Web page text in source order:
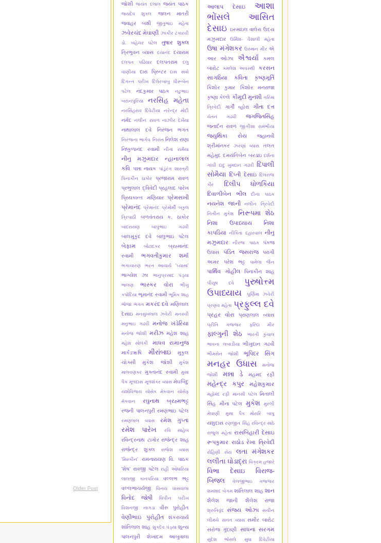
Older Post
જોશી
જયંત દલાલ જયંત પાઠક
જયદેવ શુક્લ
જલન માતરી
જવાહર બક્ષી
જીતુભાઇ મહેતા
ઝવેરચંદ મેઘાણી ઝાકીર ટંકારવી
ડો. બહેચર પટેલ
તુષાર શુક્લ
ત્રિભુવન વ્યાસ દયાનંદ દયારામ
દલપત પઢિયાર દલપતરામ
દલુ
વાણીયા
દારા પ્રિન્ટર
દાસ સવો
દિગન્ત પરીખ
દિલેરબાબુ
ધીરૂબેન
પટેલ
નંદકુમાર પાઠક
નટુભાઇ
બરાનપુરિયા
નરસિંહ મહેતા
નરસિંહરાવ દિવેટીયા નરેન્દ્ર મોદી
નર્મદ નલીન રાવળ નાઝીર દેખૈયા
નાથાલાલ દવે નિરંજન ભગત
નિરંજના ભાર્ગવ નિરાંત નિલેશ રાણા
નિષ્કુળાનંદ સ્વામી
નીતા રામૈયા
નીનુ મઝુમદાર
ન્હાનાલાલ
કવિ
પન્ના નાયક પાંડુંરંગ શાસ્ત્રી
પિનાકીન ઠાકોર
પ્રજારામ રાવળ
પ્રભુલાલ દ્વિવેદી પ્રહલાદ પારેખ
પ્રિયકાન્ત મણિયાર
પ્રેમસખી
પ્રેમાનંદ પ્રેમાનંદ પ્રેમોર્મી બકુલ
ત્રિપાઠી
બળવંતરાય ક. ઠાકોર
બાદરાયણ બાપુભાઇ ગઢવી
બાલમુકુંદ દવે બાલુભાઇ પટેલ
બેફામ બોટાદકર
બ્રહ્માનંદ
સ્વામી
ભગવતીકુમાર શર્મા
ભગાચારણ ભરત આચાર્ય 'પ્યાસા'
ભાગ્યેશ ઝા
ભાનુપ્રસાદ પંડ્યા
ભાલણ
ભાસ્કર વોરા
ભીખુ
કપોદિયા ભૂમાનંદ સ્વામી ભૂમિક શાહ
ભોજા ભગત મકરંદ દવે મણિલાલ
દેસાઇ મનસુખલાલ ઝવેરી
મનસ્વી
મનુભાઇ ગઢવી
મનોજ ખંડેરિયા
મનોજ જોશી મરીઝ મહેશ શાહ
મહેશ સોલંકી માધવ રામાનુજ
માર્કંડૠષિ મીરાંબાઇ
મુકુલ
ચોક્સી
મુકેશ જોશી
મુકેશ
માલવણકર
મુક્તાનંદ સ્વામી
મુસા
પૈક મૂળદાસ મૂળશંકર વ્યાસ મેઘબિંદુ
યશોવિજય યૉસેક મેકવાન
યૉસેફ
મૅકવાન
રઘુનાથ બ્રહ્મભટ્ટ
રજની પાલનપુરી રમણભાઇ પટેલ
રમણલાલ વ્યાસ રમેશ ગુપ્તા
રમેશ પારેખ રવિ સાહેબ
રવિન્દ્રનાથ ટાગોર રાજેન્દ્ર શાહ
રાજેન્દ્ર શુક્લ
રાજેશ વ્યાસ
'મિસ્કીન'
રામનારાયણ વિ. પાઠક
'શેષ' રાવજી પટેલ રાહી ઓધારિયા
લાલજી કાનપરિયા
વલ્લભ ભટ્ટ
વલ્લભાચર્યજી
વિનય ઘાસવાલા
વિનોદ જોષી
વિપીન પરીખ
વિશનજી નાગડા
વીરુ પુરોહીત
વેણીભાઇ પુરોહીત
શંકરાચાર્ય
શાંતિલાલ શાહ શુકદેવ પંડ્યા શૂન્ય
પાલનપુરી
શેખાદમ આબુવાલા
આલાપ દેસાઇ
આશા
ભોંસલે
આસિત
દેસાઇ ઇસ્માઇલ વાલેરા ઉદય
મઝુમદાર
ઉર્મિશ- વૈશાલી મહેતા
ઉષા મંગેશકર ઉસ્માન મીર એ
આર ઓઝા
ઐશ્વર્યા
કમલ
બારોટ
કમલેશ અવસ્થી
કરસન
સાગઠિયા
કવિતા કૃષ્ણમૂર્તિ
કિશોર કુમાર
કિશોર મનરાજા
કૃષ્ણા કેલ્લે કૌમુદી મુનશી ગરિમા
ત્રિવેદી
ગાર્ગી વ્હોરા ગીતા દત્ત
ચેતન ગઢવી જગજિતસિંહ
જનાર્દન રાવળ જીગીશા રામંભીયા
જ્યુથિકા રોય
જ્હાનવી
શ્રીમાંનકર
ઝરણાં વ્યાસ
તલત
મહેમુદ દમયંતિબેન બરડાઇ દર્શના
ગાંઘી દાદુ ખુમદાન ગઢવી દિપાલી
સોમૈયા દિપ્તી દેસાઇ દિલરાજ
કૌર
દિલીપ ધોળકિયા
દિવાળીબેન ભીલ દીના પાઠક
નયનેશ જાની
નલીન ત્રિવેદી
નિતીન મુકેશ
નિરૂપમા શેઠ
નિશા ઉપાધ્યાય
નિશા
કાપડિયા
નીકિતા દહારવાલ નીનુ
મઝુમદાર
નીરજ પાઠક
પંકજ
ઉધાસ
પંડિત જસરાજ
પરાગી
અમર
પરેશ ભટ્ટ પામેલા જૈન
પાર્થિવ ગોહીલ પિનાકીન શાહ
પીયુષ દવે
પુરુષોત્ત્મ
ઉપાધ્યાય
પૂર્ણિમા ઝવેરી
પ્રણવ મહેતા પ્રફુલ્લ દવે
પ્રહર વોરા પ્રાણલાલ વ્યાસ
પ્રીતિ ગજ્જર ફરિદા મીર
ફાલ્ગુની શેઠ
ભારતી કુંચાલ
ભાવના લબાડીયા
ભીખુદાન ગઢવી
ભીમસેન જોશી ભૂપિંદર સિંગ
મનહર ઉધાસ
મનોજ
જોશી
મન્ના ડે મહમદ રફી
મહેન્દ્ર કપુર મહેશકુમાર
મહોમંદ રફી માનસી પટેલ મિતાલી
સિંહ
મીના પટેલ મુકેશ
મુરલી
મેઘાણી
મુસા પૈક મોરારિ બાપુ
યશુદાસ રણજીત સિંહ રવિન્દ્ર સાઠે
રાજુલ મહેતા રાસબિહારી દેસાઇ
રૂપકુમાર રાઠોડ રેખા ત્રિવેદી
રોહિણી રોય
લતા મંગેશકર
લલીતા ઘોડાદ્રા વિક્રમ હજારે
વિભા દેસાઇ
વિરાજ-
બિજલ
વેલજીભાઇ ગજ્જર
શમશાદ બેગમ શાંતિલાલ શાહ શાન
શૈલેશ જાની શૈલેશ રાજા
શ્રુતિવૃંદ સંજય ઓઝા
સચીન
લીમચે સનત વ્યાસ સમીર બારોટ
સરોજ ગુંદાણી
સાધના સરગમ
સુદેશ ભોંસલે
સુધા દિવેટીયા